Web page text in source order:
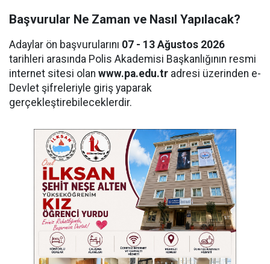
Başvurular Ne Zaman ve Nasıl Yapılacak?
Adaylar ön başvurularını 07 - 13 Ağustos 2026
tarihleri arasında Polis Akademisi Başkanlığının resmi
internet sitesi olan www.pa.edu.tr adresi üzerinden e-
Devlet şifreleriyle giriş yaparak
gerçekleştirebileceklerdir.